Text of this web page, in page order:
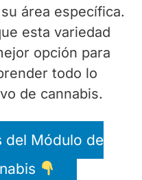
área específica.
esta variedad
opción para
todo lo
de cannabis.
del Módulo de